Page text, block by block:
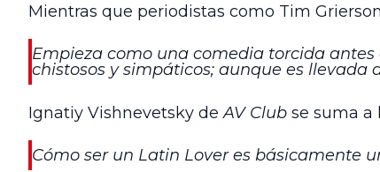
Mientras que periodistas como Tim
Empieza como una comedia torcida
chistosos y simpáticos; aunque es
Ignatiy Vishnevetsky deAV Club se suma a
Cómo ser un Latin Lover es básicamente